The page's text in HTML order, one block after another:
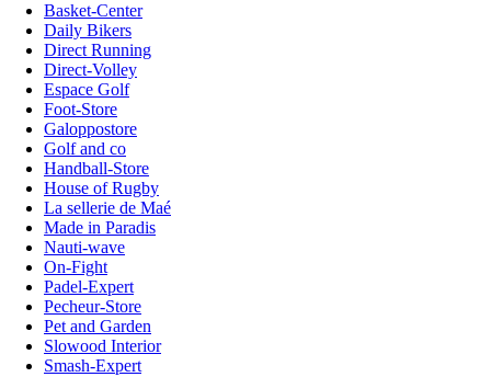
Basket-Center
Daily Bikers
Direct Running
Direct-Volley
Espace Golf
Foot-Store
Galoppostore
Golf and co
Handball-Store
House of Rugby
La sellerie de Maé
Made in Paradis
Nauti-wave
On-Fight
Padel-Expert
Pecheur-Store
Pet and Garden
Slowood Interior
Smash-Expert